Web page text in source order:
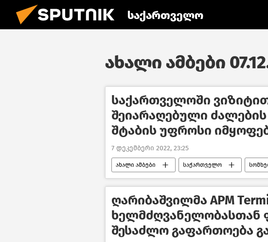
საქართველო
ახალი ამბები
საქართველოში
შეიარაღებული
შტაბის უფროსი
7 დეკემბერი 2022, 23:25
ახალი ამბები საქართველო
საქართველოს თავდაცვა საქართველოს
ღარიბაშვილმა APM
ხელმძღვანელობასთან
შესაძლო გაფართოება